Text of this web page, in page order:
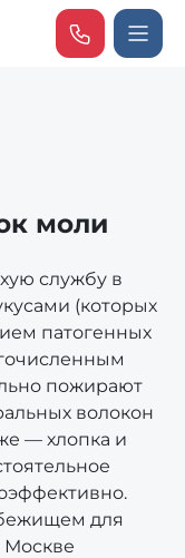
моли
службу в
(которых
патогенных
пожирают
волокон
— хлопка и
для
Москве